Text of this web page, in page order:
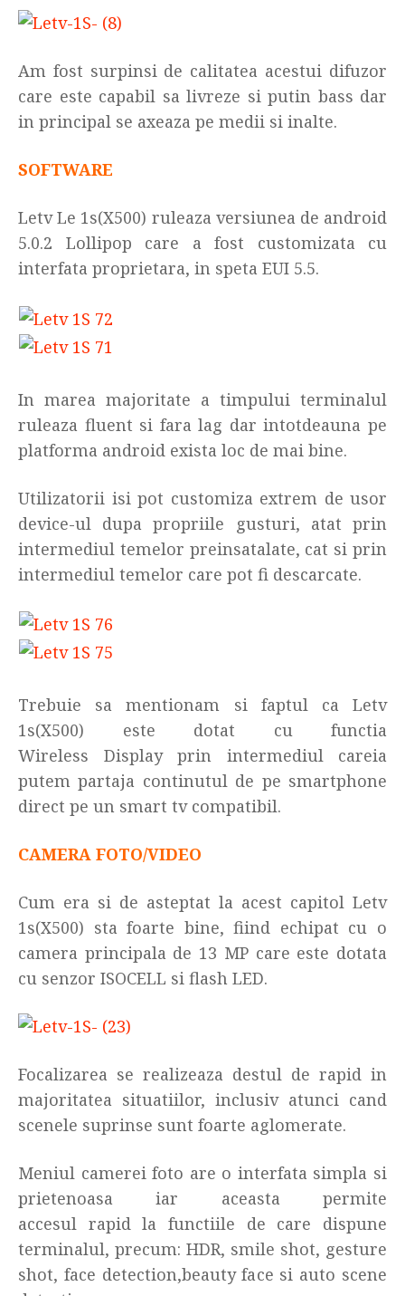
Am fost surpinsi de calitatea acestui difuzor
care este capabil sa livreze si putin bass dar
in principal se axeaza pe medii si inalte.
SOFTWARE
Letv Le 1s(X500) ruleaza versiunea de android
5.0.2 Lollipop care a fost customizata cu
interfata proprietara, in speta EUI 5.5.
In marea majoritate a timpului terminalul
ruleaza fluent si fara lag dar intotdeauna pe
platforma android exista loc de mai bine.
Utilizatorii isi pot customiza extrem de usor
device-ul dupa propriile gusturi, atat prin
intermediul temelor preinsatalate, cat si prin
intermediul temelor care pot fi descarcate.
Trebuie sa mentionam si faptul ca Letv
1s(X500) este dotat cu functia
Wireless Display prin intermediul careia
putem partaja continutul de pe smartphone
direct pe un smart tv compatibil.
CAMERA FOTO/VIDEO
Cum era si de asteptat la acest capitol Letv
1s(X500) sta foarte bine, fiind echipat cu o
camera principala de 13 MP care este dotata
cu senzor ISOCELL si flash LED.
Focalizarea se realizeaza destul de rapid in
majoritatea situatiilor, inclusiv atunci cand
scenele suprinse sunt foarte aglomerate.
Meniul camerei foto are o interfata simpla si
prietenoasa iar aceasta permite
accesul rapid la functiile de care dispune
terminalul, precum: HDR, smile shot, gesture
shot, face detection,beauty face si auto scene